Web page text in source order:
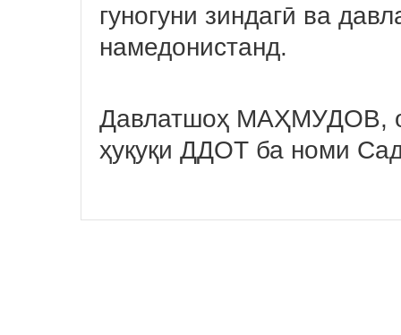
гуногуни зиндагӣ ва
намедонистанд.
Давлатшоҳ МАҲМУДОВ,
ҳуқуқи ДДОТ ба номи